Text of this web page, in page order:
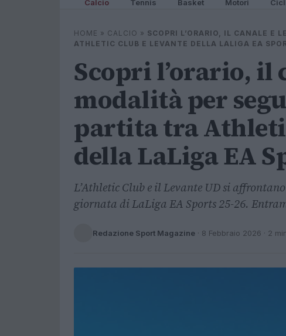
Calcio Tennis Basket Motori
HOME » CALCIO » SCOPRI L’ORARIO, IL CANALE E
ATHLETIC CLUB E LEVANTE DELLA LALIGA EA
Scopri l’orario, il
modalità per
partita tra
della LaLiga EA
L’Athletic Club e il Levante UD si
giornata di LaLiga EA Sports 25-26.
Redazione Sport Magazine · 8 Febbraio 2026 · 2